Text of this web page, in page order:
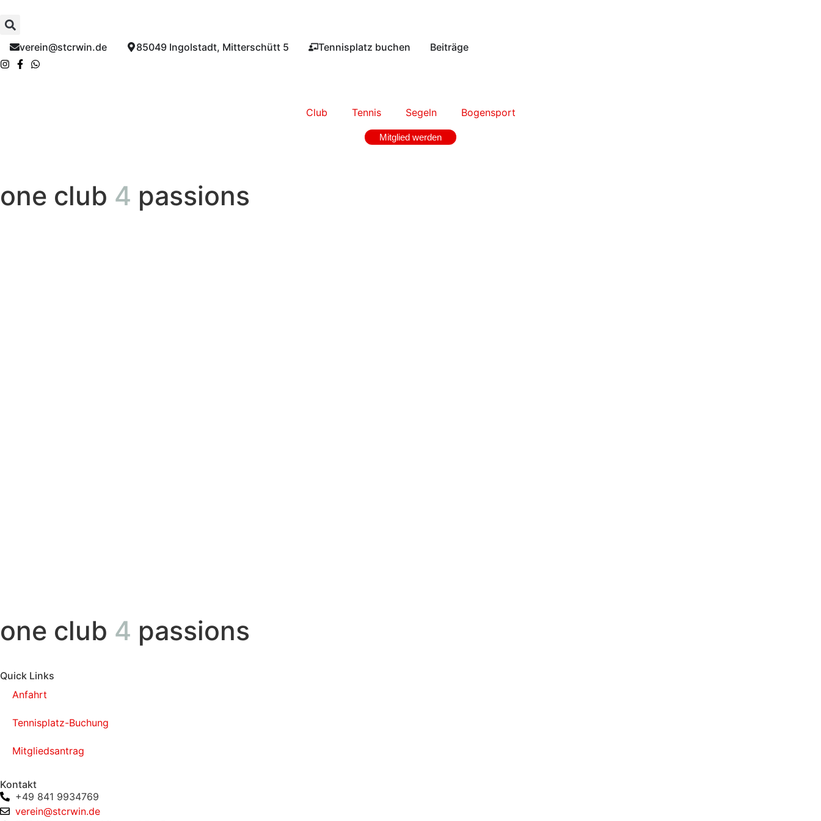
verein@stcrwin.de​ 85049 Ingolstadt, Mitterschütt 5​ Tennisplatz buchen​ Beiträge
Club Tennis Segeln Bogensport
Mitglied werden
one club 4 passions
one club 4 passions
Quick Links
Anfahrt
Tennisplatz-Buchung
Mitgliedsantrag
Kontakt
+49 841 9934769
verein@stcrwin.de